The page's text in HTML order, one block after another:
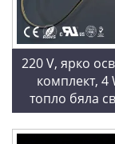
220 V, ярко
комплект,
топло бяла
LED